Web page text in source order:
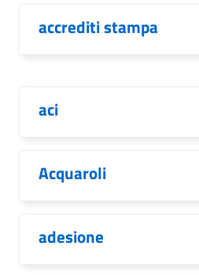
accrediti stampa
aci
Acquaroli
adesione